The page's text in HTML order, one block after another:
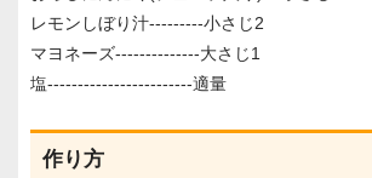
レモンしぼり汁---------小さじ2
マヨネーズ--------------大さじ1
塩------------------------適量
作り方